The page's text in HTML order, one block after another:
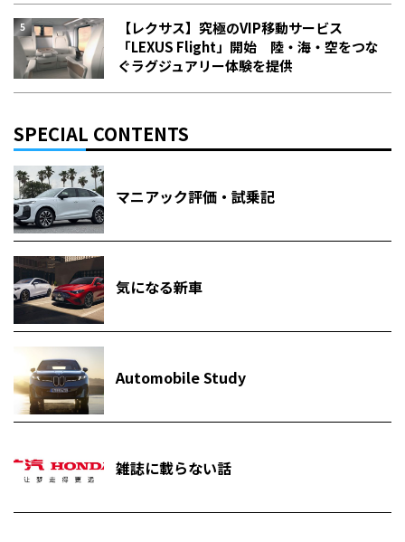
【レクサス】究極のVIP移動サービス
「LEXUS Flight」開始 陸・海・空をつな
ぐラグジュアリー体験を提供
SPECIAL CONTENTS
マニアック評価・試乗記
気になる新車
Automobile Study
雑誌に載らない話